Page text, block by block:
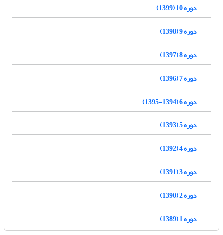
دوره 10 (1399)
دوره 9 (1398)
دوره 8 (1397)
دوره 7 (1396)
دوره 6 (1394-1395)
دوره 5 (1393)
دوره 4 (1392)
دوره 3 (1391)
دوره 2 (1390)
دوره 1 (1389)